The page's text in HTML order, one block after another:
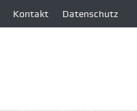
Kontakt Datenschutz